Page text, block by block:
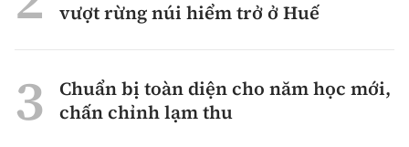
vượt rừng núi hiểm trở ở Huế
Chuẩn bị toàn diện cho năm học mới,
chấn chỉnh lạm thu